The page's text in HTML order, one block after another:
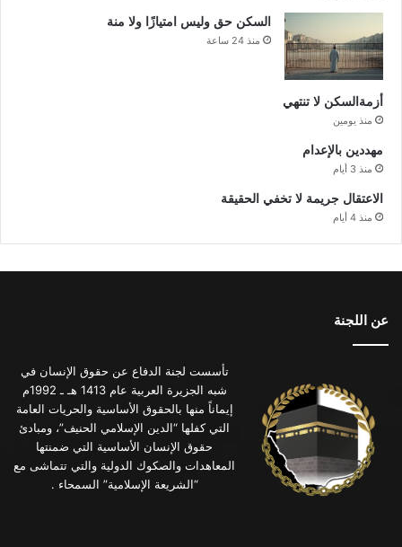
السكن حق وليس امتيازًا ولا منة
منذ 24 ساعة
أزمةالسكن لا تنتهي
منذ يومين
مهددين بالإعدام
منذ 3 أيام
الاعتقال جريمة لا تخفي الحقيقة
منذ 4 أيام
عن اللجنة
تأسست لجنة الدفاع عن حقوق الإنسان في
شبه الجزيرة العربية عام 1413 هـ ـ 1992م
إيماناً منها بالحقوق الأساسية والحريات العامة
التي كفلها “الدين الإسلامي الحنيف”، ومبادئ
حقوق الإنسان الأساسية التي ضمنتها
المعاهدات والصكوك الدولية والتي تتماشى مع
“الشريعة الإسلامية” السمحاء .